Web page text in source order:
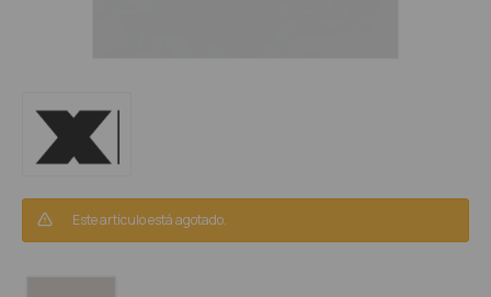
Este artículo está agotado.